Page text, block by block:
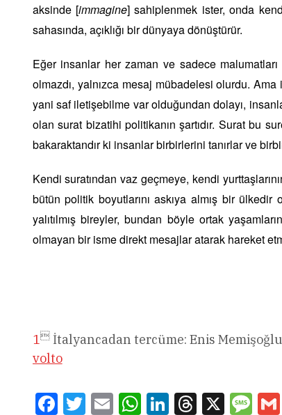
aksinde [immagine] sahiplenmek ister, onda
sahasında, açıklığı bir dünyaya dönüştürür.
Eğer insanlar her zaman ve sadece
olmazdı, yalnızca mesaj mübadelesi olurdu.
yani saf iletişebilme var olduğundan dolayı,
olan surat bizatihi politikanın şartıdır. Surat bu
bakaraktandır ki insanlar birbirlerini tanırlar ve
Kendi suratından vaz geçmeye, kendi
bütün politik boyutlarını askıya almış bir
yalıtılmış bireyler, bundan böyle ortak
olmayan bir isme direkt mesajlar atarak hareket
1İtalyancadan tercüme: Enis
volto
FacebookTwitterEmail WhatsAppLinkedInThreads
X